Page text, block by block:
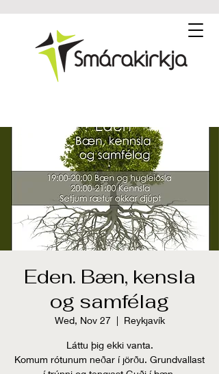
Eden. Bæn, kensla
og samfélag
Wed, Nov 27
  |
Reykjavík
Láttu þig ekki vanta.
Komum rótunum neðar í jörðu. Grundvallast